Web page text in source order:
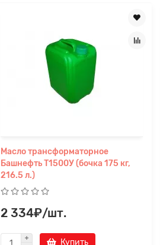
Масло трансформаторное
Башнефть Т1500У (бочка 175 кг,
216.5 л.)
2 334₽/шт.
Купить